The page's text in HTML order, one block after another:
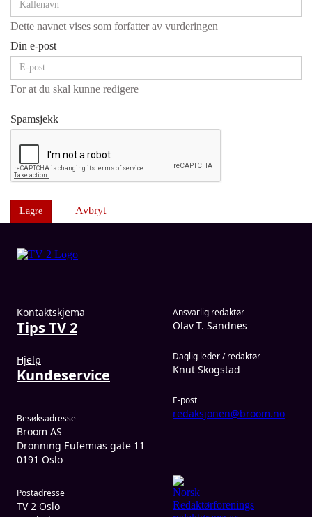
Dette navnet vises som forfatter av vurderingen
Din e-post
For at du skal kunne redigere
Spamsjekk
Lagre Avbryt
Kontaktskjema
Tips TV 2
Hjelp
Kundeservice
Ansvarlig redaktør
Olav T. Sandnes
Daglig leder / redaktør
Knut Skogstad
E-post
redaksjonen@broom.no
Besøksadresse
Broom AS
Dronning Eufemias gate 11
0191 Oslo
Postadresse
TV 2 Oslo